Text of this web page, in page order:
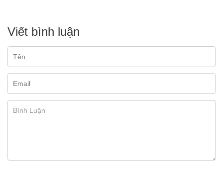
Viết bình luận